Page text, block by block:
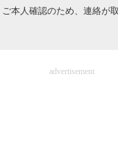
本人確認のため、連絡が
advertisement